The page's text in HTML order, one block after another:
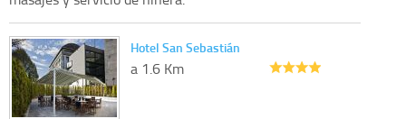
Hotel San Sebastián
a 1.6 Km